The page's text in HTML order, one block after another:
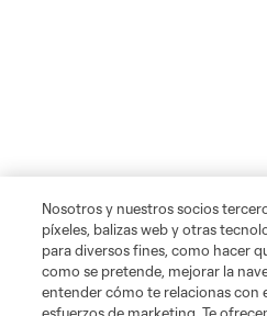
Nosotros y nuestros socios
píxeles, balizas web y otras
para diversos fines, como hacer
como se pretende, mejorar la
entender cómo te relacionas con